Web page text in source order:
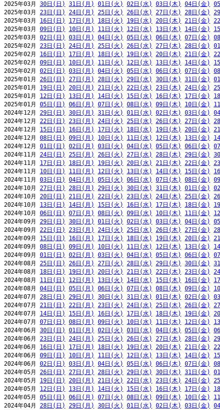
2025年03月 30日(日) 31日(月) 01日(火) 02日(水) 03日(木) 04日(金)
2025年03月 23日(日) 24日(月) 25日(火) 26日(水) 27日(木) 28日(金)
2025年03月 16日(日) 17日(月) 18日(火) 19日(水) 20日(木) 21日(金)
2025年03月 09日(日) 10日(月) 11日(火) 12日(水) 13日(木) 14日(金)
2025年03月 02日(日) 03日(月) 04日(火) 05日(水) 06日(木) 07日(金)
2025年02月 23日(日) 24日(月) 25日(火) 26日(水) 27日(木) 28日(金)
2025年02月 16日(日) 17日(月) 18日(火) 19日(水) 20日(木) 21日(金)
2025年02月 09日(日) 10日(月) 11日(火) 12日(水) 13日(木) 14日(金)
2025年02月 02日(日) 03日(月) 04日(火) 05日(水) 06日(木) 07日(金)
2025年01月 26日(日) 27日(月) 28日(火) 29日(水) 30日(木) 31日(金)
2025年01月 19日(日) 20日(月) 21日(火) 22日(水) 23日(木) 24日(金)
2025年01月 12日(日) 13日(月) 14日(火) 15日(水) 16日(木) 17日(金)
2025年01月 05日(日) 06日(月) 07日(火) 08日(水) 09日(木) 10日(金)
2024年12月 29日(日) 30日(月) 31日(火) 01日(水) 02日(木) 03日(金)
2024年12月 22日(日) 23日(月) 24日(火) 25日(水) 26日(木) 27日(金)
2024年12月 15日(日) 16日(月) 17日(火) 18日(水) 19日(木) 20日(金)
2024年12月 08日(日) 09日(月) 10日(火) 11日(水) 12日(木) 13日(金)
2024年12月 01日(日) 02日(月) 03日(火) 04日(水) 05日(木) 06日(金)
2024年11月 24日(日) 25日(月) 26日(火) 27日(水) 28日(木) 29日(金)
2024年11月 17日(日) 18日(月) 19日(火) 20日(水) 21日(木) 22日(金)
2024年11月 10日(日) 11日(月) 12日(火) 13日(水) 14日(木) 15日(金)
2024年11月 03日(日) 04日(月) 05日(火) 06日(水) 07日(木) 08日(金)
2024年10月 27日(日) 28日(月) 29日(火) 30日(水) 31日(木) 01日(金)
2024年10月 20日(日) 21日(月) 22日(火) 23日(水) 24日(木) 25日(金)
2024年10月 13日(日) 14日(月) 15日(火) 16日(水) 17日(木) 18日(金)
2024年10月 06日(日) 07日(月) 08日(火) 09日(水) 10日(木) 11日(金)
2024年09月 29日(日) 30日(月) 01日(火) 02日(水) 03日(木) 04日(金)
2024年09月 22日(日) 23日(月) 24日(火) 25日(水) 26日(木) 27日(金)
2024年09月 15日(日) 16日(月) 17日(火) 18日(水) 19日(木) 20日(金)
2024年09月 08日(日) 09日(月) 10日(火) 11日(水) 12日(木) 13日(金)
2024年09月 01日(日) 02日(月) 03日(火) 04日(水) 05日(木) 06日(金)
2024年08月 25日(日) 26日(月) 27日(火) 28日(水) 29日(木) 30日(金)
2024年08月 18日(日) 19日(月) 20日(火) 21日(水) 22日(木) 23日(金)
2024年08月 11日(日) 12日(月) 13日(火) 14日(水) 15日(木) 16日(金)
2024年08月 04日(日) 05日(月) 06日(火) 07日(水) 08日(木) 09日(金)
2024年07月 28日(日) 29日(月) 30日(火) 31日(水) 01日(木) 02日(金)
2024年07月 21日(日) 22日(月) 23日(火) 24日(水) 25日(木) 26日(金)
2024年07月 14日(日) 15日(月) 16日(火) 17日(水) 18日(木) 19日(金)
2024年07月 07日(日) 08日(月) 09日(火) 10日(水) 11日(木) 12日(金)
2024年06月 30日(日) 01日(月) 02日(火) 03日(水) 04日(木) 05日(金)
2024年06月 23日(日) 24日(月) 25日(火) 26日(水) 27日(木) 28日(金)
2024年06月 16日(日) 17日(月) 18日(火) 19日(水) 20日(木) 21日(金)
2024年06月 09日(日) 10日(月) 11日(火) 12日(水) 13日(木) 14日(金)
2024年06月 02日(日) 03日(月) 04日(火) 05日(水) 06日(木) 07日(金)
2024年05月 26日(日) 27日(月) 28日(火) 29日(水) 30日(木) 31日(金)
2024年05月 19日(日) 20日(月) 21日(火) 22日(水) 23日(木) 24日(金)
2024年05月 12日(日) 13日(月) 14日(火) 15日(水) 16日(木) 17日(金)
2024年05月 05日(日) 06日(月) 07日(火) 08日(水) 09日(木) 10日(金)
2024年04月 28日(日) 29日(月) 30日(火) 01日(水) 02日(木) 03日(金)